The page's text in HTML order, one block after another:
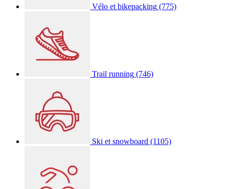
Vélo et bikepacking (775)
Trail running (746)
Ski et snowboard (1105)